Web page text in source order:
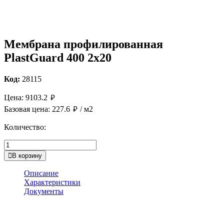
Мембрана профилированная
PlastGuard 400 2х20
Код: 28115
Цена: 9103.2 руб.
Базовая цена: 227.6 руб. / м2
Количество:
В корзину
Описание
Характеристики
Документы